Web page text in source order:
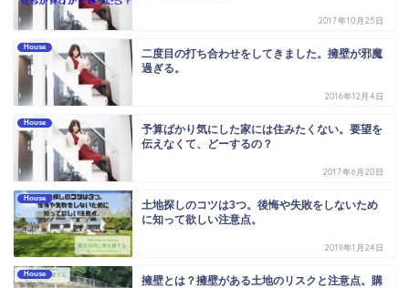
2017年10月25日
House
二度目の打ち合わせをしてきました。擁壁が邪魔
過ぎる。
2016年12月4日
House
予算ばかり気にした家には住みたくない。要望を
伝えなくて、どーするの？
2017年6月20日
House
土地探しのコツは3つ。後悔や失敗をしないため
に知って欲しい注意点。
2019年1月24日
House
擁壁とは？擁壁がある土地のリスクと注意点。購